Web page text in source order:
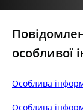
особливої
Особлива
Особлива